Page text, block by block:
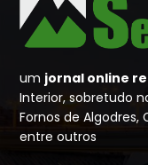
um jornal online
Interior, sobretudo
Fornos de Algodres,
entre outros